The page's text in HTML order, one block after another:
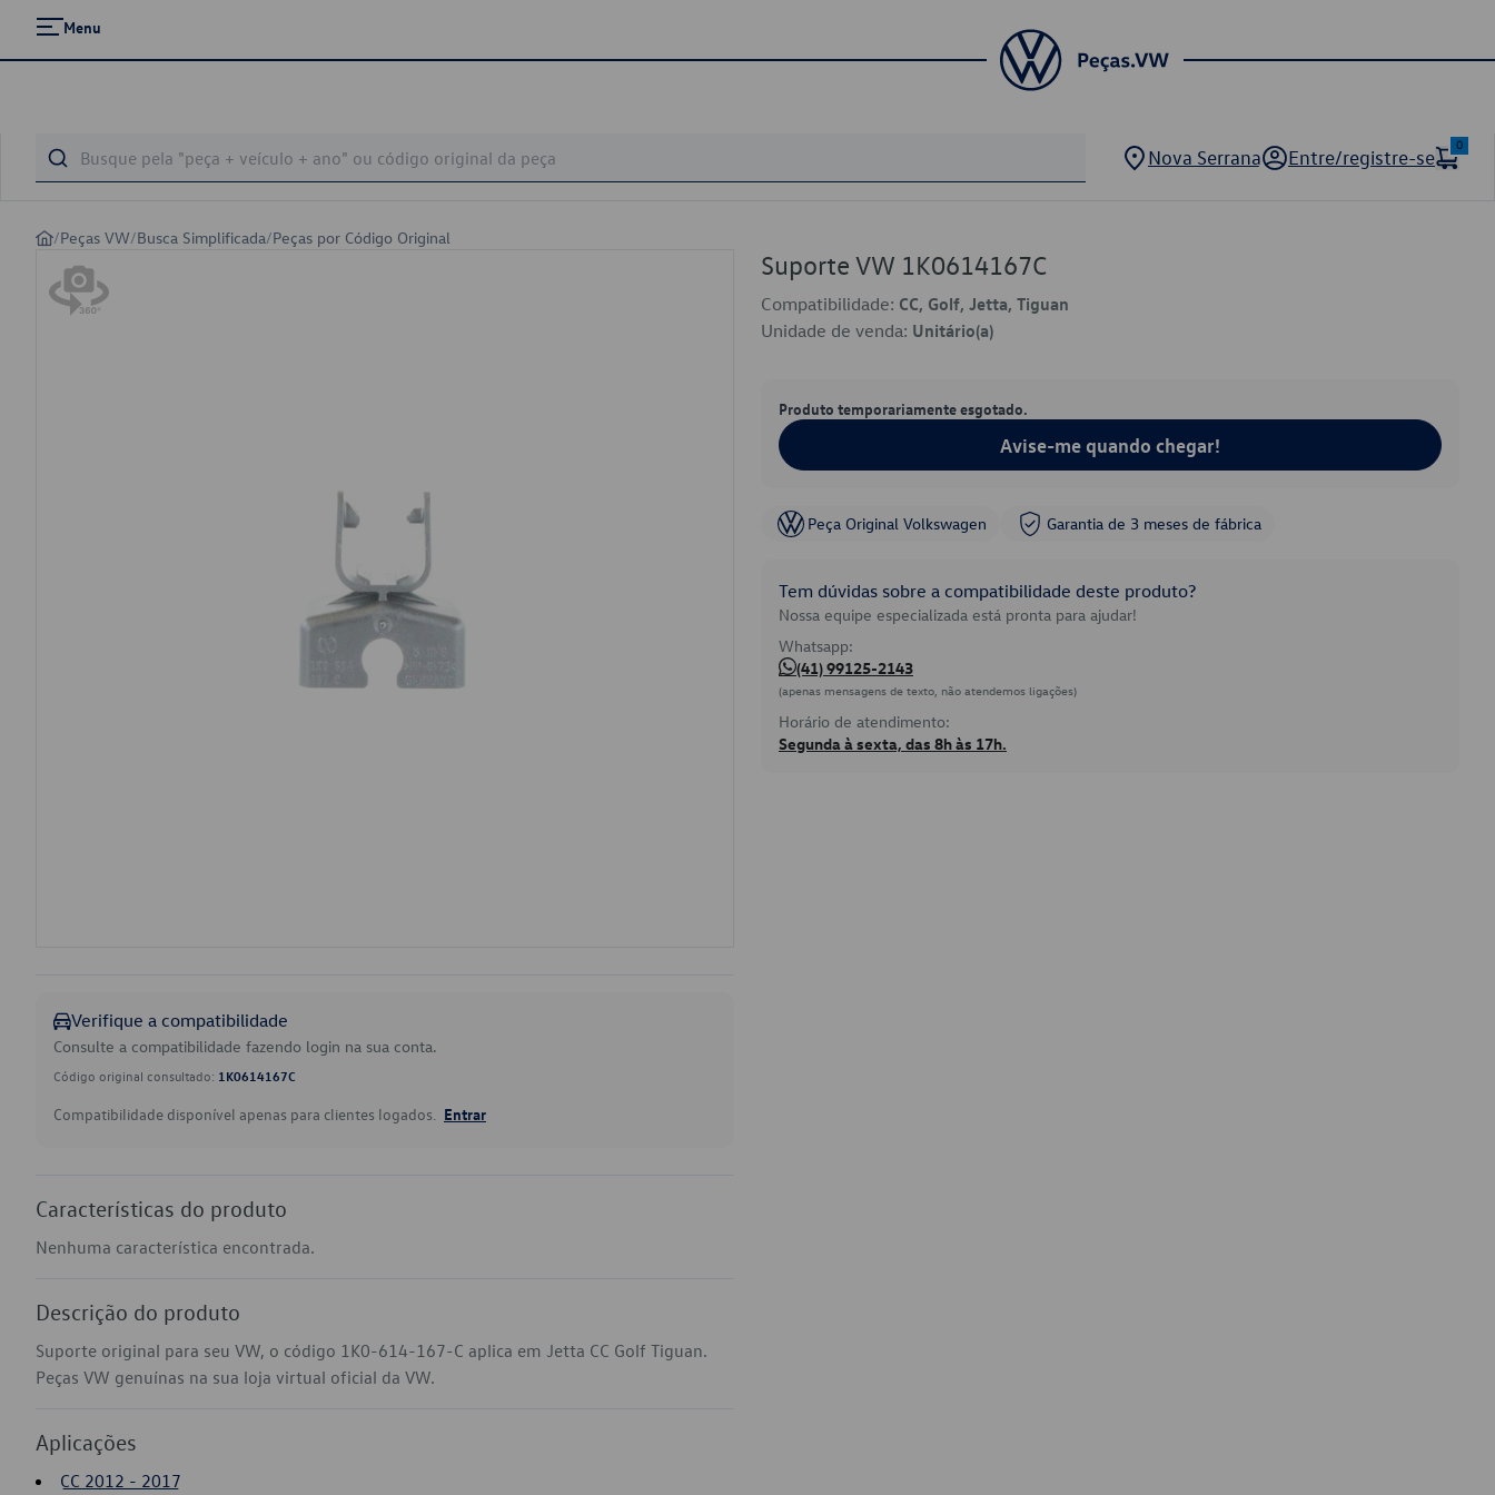
Menu
Nova Serrana Entre/registre-se
0
/Peças VW/Busca Simplificada/Peças por Código Original
Verifique a compatibilidade
Consulte a compatibilidade fazendo login na sua conta.
Código original consultado: 1K0614167C
Compatibilidade disponível apenas para clientes logados. Entrar
Características do produto
Nenhuma característica encontrada.
Descrição do produto
Suporte original para seu VW, o código 1K0-614-167-C aplica em Jetta CC Golf Tiguan.
Peças VW genuínas na sua loja virtual oficial da VW.
Aplicações
CC 2012 - 2017
Suporte VW 1K0614167C
Compatibilidade: CC, Golf, Jetta, Tiguan
Unidade de venda: Unitário(a)
Produto temporariamente esgotado.
Avise-me quando chegar!
Peça Original Volkswagen Garantia de 3 meses de fábrica
Tem dúvidas sobre a compatibilidade deste produto?
Nossa equipe especializada está pronta para ajudar!
Whatsapp:
(41) 99125-2143
(apenas mensagens de texto, não atendemos ligações)
Horário de atendimento:
Segunda à sexta, das 8h às 17h.